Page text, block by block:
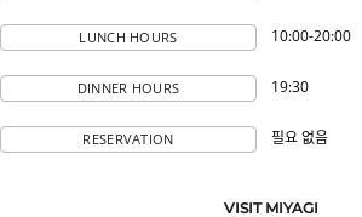
LUNCH HOURS 10:00-20:00
DINNER HOURS 19:30
RESERVATION 필요 없음
VISIT MIYAGI